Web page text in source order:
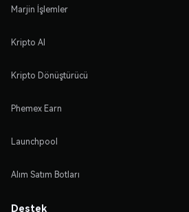
Marjin İşlemler
Kripto Al
Kripto Dönüştürücü
Phemex Earn
Launchpool
Alım Satım Botları
Destek